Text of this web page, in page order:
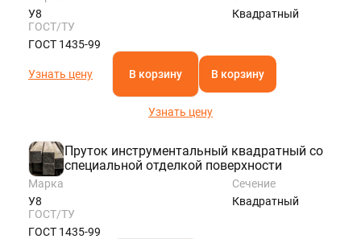
У8
Квадратный
ГОСТ/ТУ
ГОСТ 1435-99
Узнать цену В корзину В корзину
Узнать цену
Пруток инструментальный квадратный со
специальной отделкой поверхности
Марка
У8
Сечение
Квадратный
ГОСТ/ТУ
ГОСТ 1435-99